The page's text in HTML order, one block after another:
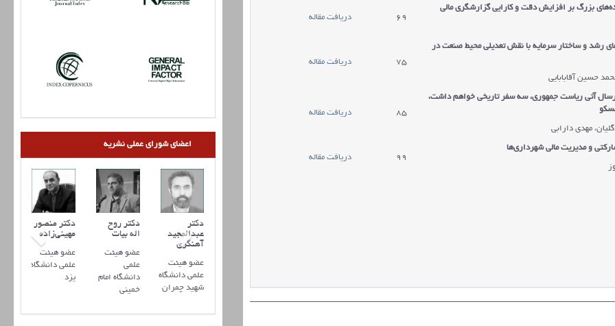
بزرگ بر افزایش دقت و کارایی گزارشگری مالی
69
دریافت مقاله
رشد و ساختار سرمایه با نقش تعدیلی محیط صنعت در
75
دریافت مقاله
حسین آقابابایی
آتی ریاست جمهوری، سه سفر تاریخی خواهم داشت،
85
دریافت مقاله
مهدی دارابی
و مدیریت مالی شهرداری‌ها
99
دریافت مقاله
اعضای شورای عملی نشریه
دکتر منصور
مهینی‌زاده
عضو هیئت
علمی دانشگاه
یزد
دکتر روح
اله بیات
عضو هیئت
علمی
دانشگاه امام
خمینی
دکتر
عبدالمجید
آهنگری
عضو هیئت
علمی دانشگاه
شهید چمران